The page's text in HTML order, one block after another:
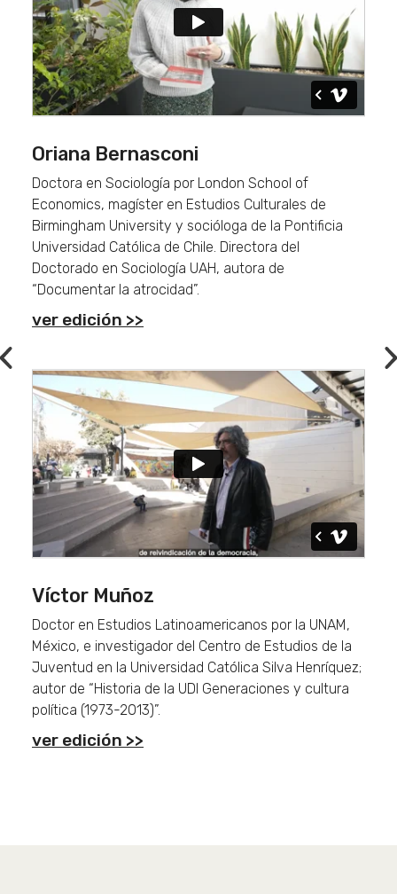
Oriana Bernasconi
Doctora en Sociología por London School of
Economics, magíster en Estudios Culturales de
Birmingham University y socióloga de la Pontificia
Universidad Católica de Chile. Directora del
Doctorado en Sociología UAH, autora de
“Documentar la atrocidad”.
ver edición >>
Víctor Muñoz
Doctor en Estudios Latinoamericanos por la UNAM,
México, e investigador del Centro de Estudios de la
Juventud en la Universidad Católica Silva Henríquez;
autor de “Historia de la UDI Generaciones y cultura
política (1973-2013)”.
ver edición >>
Previous